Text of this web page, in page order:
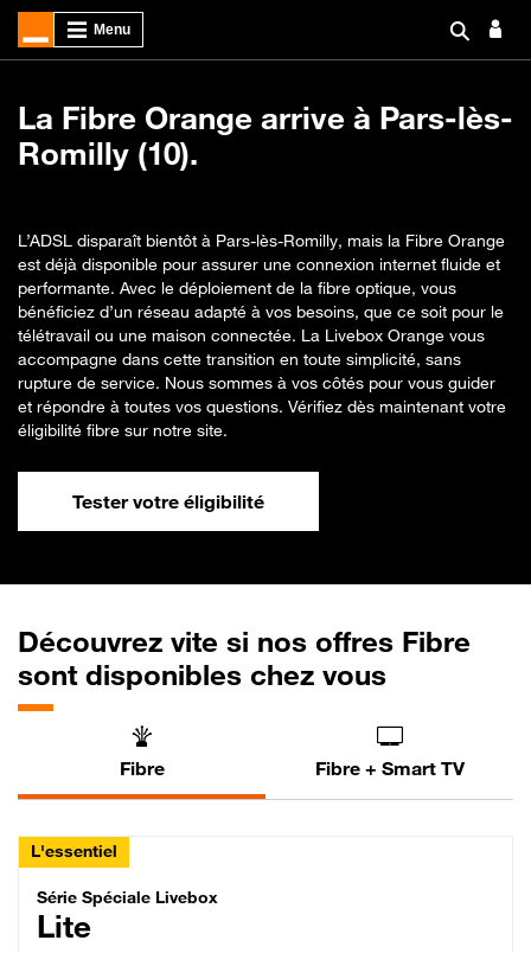
La Fibre Orange arrive à Pars-lès-
Romilly (10).
L’ADSL disparaît bientôt à Pars-lès-Romilly, mais la Fibre Orange
est déjà disponible pour assurer une connexion internet fluide et
performante. Avec le déploiement de la fibre optique, vous
bénéficiez d’un réseau adapté à vos besoins, que ce soit pour le
télétravail ou une maison connectée. La Livebox Orange vous
accompagne dans cette transition en toute simplicité, sans
rupture de service. Nous sommes à vos côtés pour vous guider
et répondre à toutes vos questions. Vérifiez dès maintenant votre
éligibilité fibre sur notre site.
Tester votre éligibilité
Découvrez vite si nos offres Fibre
sont disponibles chez vous
Fibre Fibre + Smart TV
L'essentiel
Série Spéciale Livebox Lite Fibre
Série Spéciale Livebox
Lite